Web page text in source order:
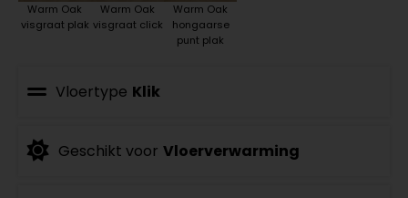
Warm Oak
visgraat plak
Warm Oak
visgraat click
Warm Oak
hongaarse
punt plak
Vloertype Klik
Geschikt voor Vloerverwarming